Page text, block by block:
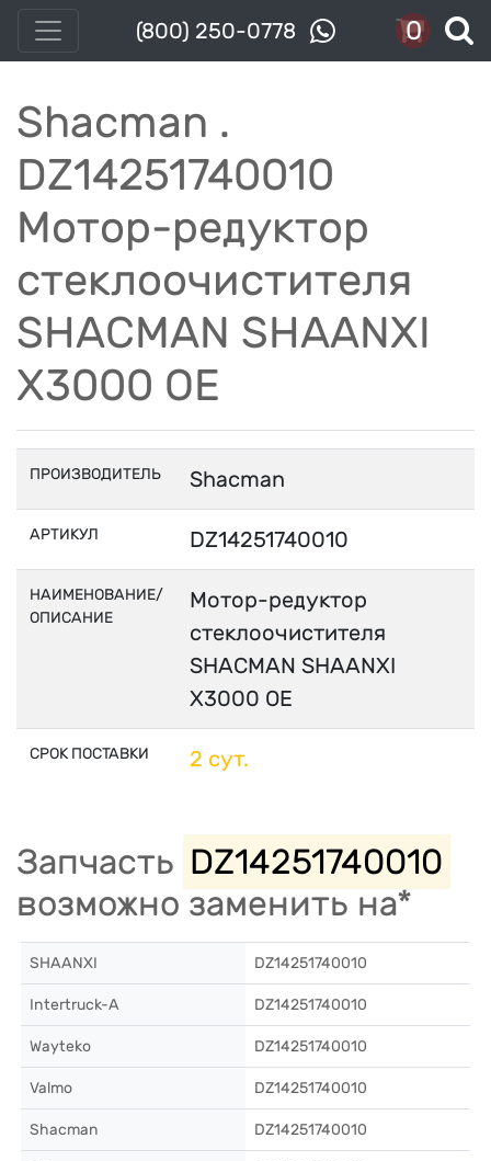
(800) 250-0778 0
Shacman .
DZ14251740010
Мотор-редуктор
стеклоочистителя
SHACMAN SHAANXI
X3000 OE
ПРОИЗВОДИТЕЛЬ Shacman
АРТИКУЛ DZ14251740010
НАИМЕНОВАНИЕ/
ОПИСАНИЕ
Мотор-редуктор
стеклоочистителя
SHACMAN SHAANXI
X3000 OE
СРОК ПОСТАВКИ 2 сут.
Запчасть DZ14251740010
возможно заменить на*
SHAANXI DZ14251740010
Intertruck-A DZ14251740010
Wayteko DZ14251740010
Valmo DZ14251740010
Shacman DZ14251740010